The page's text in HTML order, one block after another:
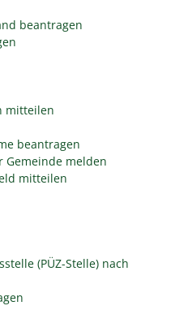
beantragen
mitteilen
beantragen
Gemeinde melden
mitteilen
(PÜZ-Stelle) nach